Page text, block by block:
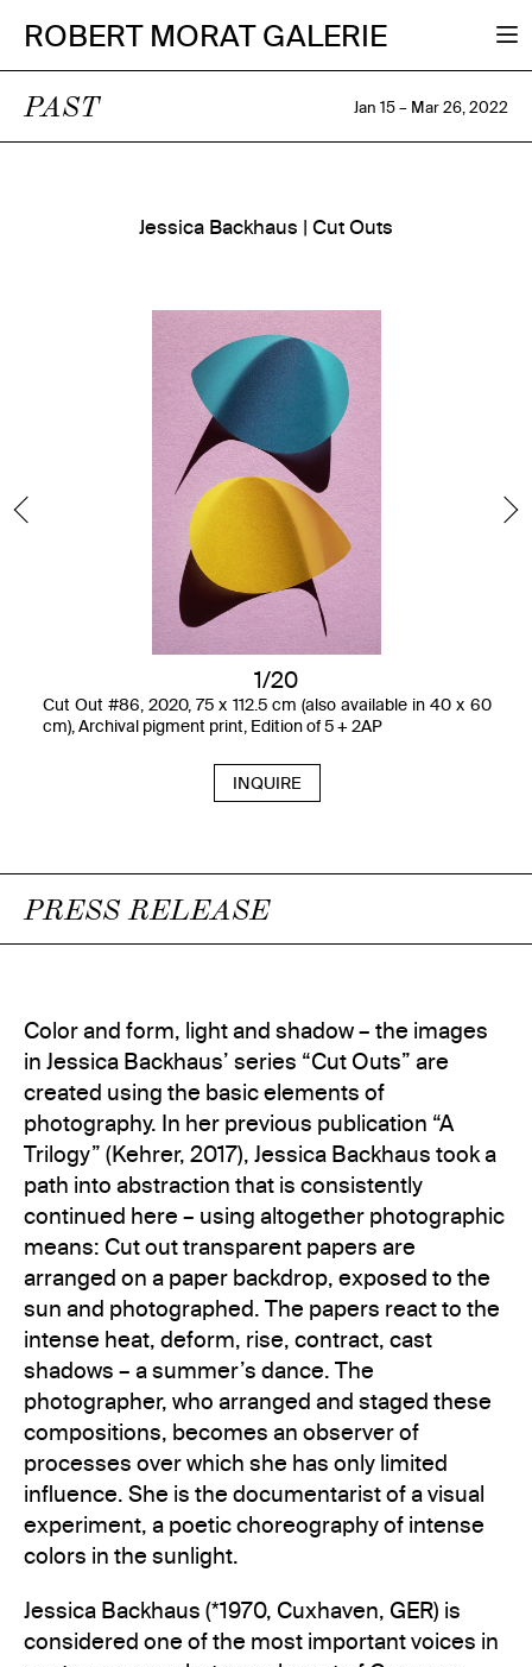
ROBERT MORAT GALERIE
PAST Jan 15 – Mar 26, 2022
Jessica Backhaus | Cut Outs
Cut Out #86, 2020, 75 x 112.5 cm (also available in 40 x 60
cm), Archival pigment print, Edition of 5 + 2AP
1/20
INQUIRE
PRESS RELEASE
Color and form, light and shadow – the images
in Jessica Backhaus’ series “Cut Outs” are
created using the basic elements of
photography. In her previous publication “A
Trilogy” (Kehrer, 2017), Jessica Backhaus took a
path into abstraction that is consistently
continued here – using altogether photographic
means: Cut out transparent papers are
arranged on a paper backdrop, exposed to the
sun and photographed. The papers react to the
intense heat, deform, rise, contract, cast
shadows – a summer’s dance. The
photographer, who arranged and staged these
compositions, becomes an observer of
processes over which she has only limited
influence. She is the documentarist of a visual
experiment, a poetic choreography of intense
colors in the sunlight.
Jessica Backhaus (*1970, Cuxhaven, GER) is
considered one of the most important voices in